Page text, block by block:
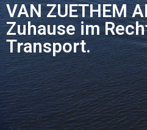
VAN ZUETHEM
Zuhause im
Transport.